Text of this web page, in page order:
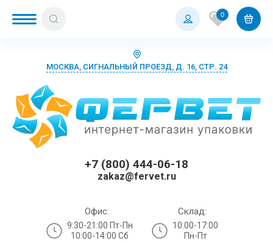
0
МОСКВА, СИГНАЛЬНЫЙ ПРОЕЗД, Д. 16, СТР. 24
+7 (800) 444-06-18
zakaz@fervet.ru
Офис:
9:30-21:00 Пт-Пн
10:00-14:00 Сб
Склад:
10:00-17:00
Пн-Пт